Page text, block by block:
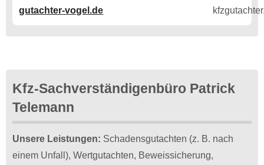
gutachter-vogel.de
Kfz-Sachverständigenbüro Patrick
Telemann
Unsere Leistungen: Schadensgutachten (z. B. nach
einem Unfall), Wertgutachten, Beweissicherung,